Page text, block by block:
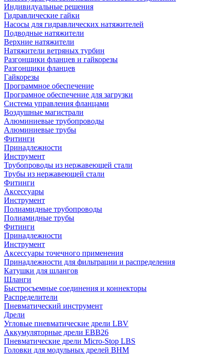
Индивидуальные решения
Гидравлические гайки
Насосы для гидравлических натяжителей
Подводные натяжители
Верхние натяжители
Натяжители ветряных турбин
Разгонщики фланцев и гайкорезы
Разгонщики фланцев
Гайкорезы
Программное обеспечение
Програмное обеспечение для загрузки
Система управления фланцами
Воздушные магистрали
Алюминиевые трубопроводы
Алюминиевые трубы
Фитинги
Принадлежности
Инструмент
Трубопроводы из нержавеющей стали
Трубы из нержавеющей стали
Фитинги
Аксессуары
Инструмент
Полиамидные трубопроводы
Полиамидные трубы
Фитинги
Принадлежности
Инструмент
Аксессуары точечного применения
Принадлежности для фильтрации и распределения
Катушки для шлангов
Шланги
Быстросъемные соединения и коннекторы
Распределители
Пневматический инструмент
Дрели
Угловые пневматические дрели LBV
Аккумуляторные дрели EBB26
Пневматические дрели Micro-Stop LBS
Головки для модульных дрелей BHM